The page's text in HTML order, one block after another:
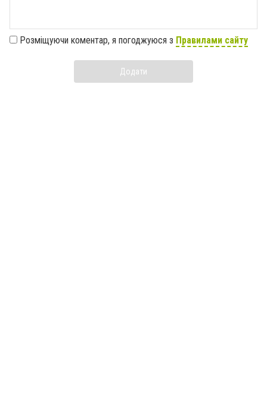
Розміщуючи коментар, я погоджуюся з Правилами сайту
Додати